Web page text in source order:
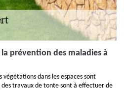
prévention des maladies à
dans les espaces sont
des travaux de tonte sont à effectuer de